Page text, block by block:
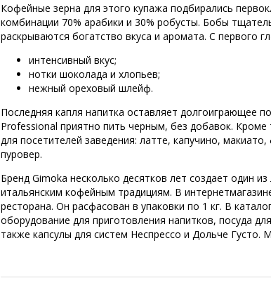
Кофейные зерна для этого купажа подбирались
комбинации 70% арабики и 30% робусты. Бобы
раскрываются богатство вкуса и аромата. С первого
интенсивный вкус;
нотки шоколада и хлопьев;
нежный ореховый шлейф.
Последняя капля напитка оставляет долгоиграющее
Professional приятно пить черным, без добавок.
для посетителей заведения: латте, капучино,
пуровер.
Бренд Gimoka несколько десятков лет создает один
итальянским кофейным традициям. В
ресторана. Он расфасован в упаковки по 1 кг. В
оборудование для приготовления напитков, посуда
также капсулы для систем Неспрессо и Дольче